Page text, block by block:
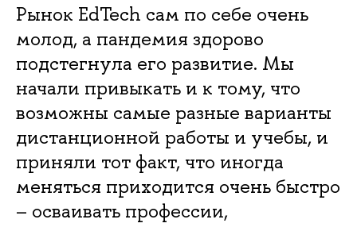
Рынок EdTech сам по себе очень
молод, а пандемия здорово
подстегнула его развитие. Мы
начали привыкать и к тому, что
возможны самые разные варианты
дистанционной работы и учебы, и
приняли тот факт, что иногда
меняться приходится очень быстро
– осваивать профессии,